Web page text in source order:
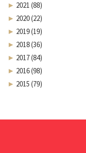
► 2021 (88)
► 2020 (22)
► 2019 (19)
► 2018 (36)
► 2017 (84)
► 2016 (98)
► 2015 (79)